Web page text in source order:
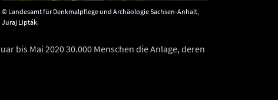
© Landesamt für Denkmalpflege und Archäologie Sachsen-Anhalt,
Juraj Lipták.
bis Mai 2020 30.000 Menschen die Anlage, deren